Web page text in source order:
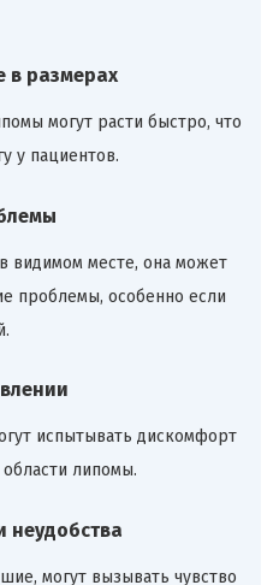
в размерах
могут расти быстро, что
у пациентов.
видимом месте, она может
проблемы, особенно если
испытывать дискомфорт
липомы.
неудобства
могут вызывать чувство